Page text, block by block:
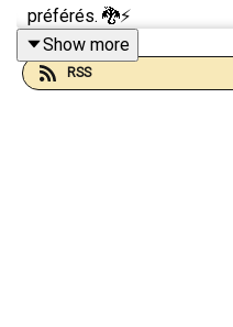
préférés. 🐉⚡️
Avec le physicien
discussion
Show more
RSS